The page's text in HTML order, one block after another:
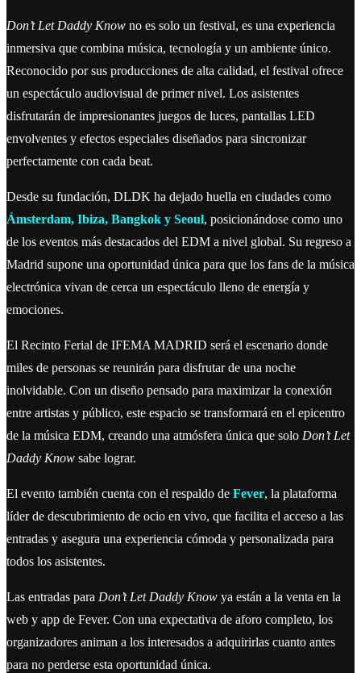
Don’t Let Daddy Know no es solo un festival, es una experiencia
inmersiva que combina música, tecnología y un ambiente único.
Reconocido por sus producciones de alta calidad, el festival ofrece
un espectáculo audiovisual de primer nivel. Los asistentes
disfrutarán de impresionantes juegos de luces, pantallas LED
envolventes y efectos especiales diseñados para sincronizar
perfectamente con cada beat.
Desde su fundación, DLDK ha dejado huella en ciudades como
Ámsterdam, Ibiza, Bangkok y Seoul, posicionándose como uno
de los eventos más destacados del EDM a nivel global. Su regreso a
Madrid supone una oportunidad única para que los fans de la música
electrónica vivan de cerca un espectáculo lleno de energía y
emociones.
El Recinto Ferial de IFEMA MADRID será el escenario donde
miles de personas se reunirán para disfrutar de una noche
inolvidable. Con un diseño pensado para maximizar la conexión
entre artistas y público, este espacio se transformará en el epicentro
de la música EDM, creando una atmósfera única que solo Don’t Let
Daddy Know sabe lograr.
El evento también cuenta con el respaldo de Fever, la plataforma
líder de descubrimiento de ocio en vivo, que facilita el acceso a las
entradas y asegura una experiencia cómoda y personalizada para
todos los asistentes.
Las entradas para Don’t Let Daddy Know ya están a la venta en la
web y app de Fever. Con una expectativa de aforo completo, los
organizadores animan a los interesados a adquirirlas cuanto antes
para no perderse esta oportunidad única.